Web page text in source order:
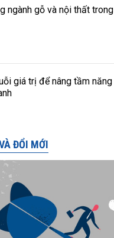
ngành gỗ và nội thất trong
giá trị để nâng tầm năng
ĐỔI MỚI